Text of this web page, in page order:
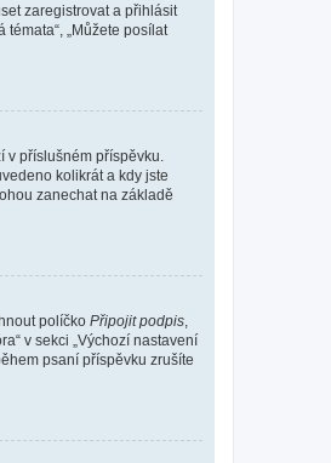
zaregistrovat a přihlásit
„Můžete posílat
v příslušném příspěvku.
kolikrát a kdy jste
zanechat na základě
políčko Připojit podpis
v sekci „Výchozí nastavení
psaní příspěvku zrušíte